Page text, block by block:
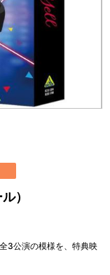
）
3公演の模様を、特典映